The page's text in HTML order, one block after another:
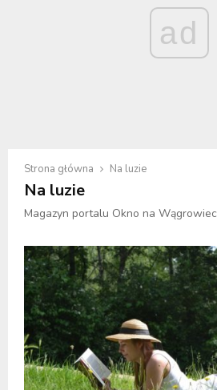
ad
Strona główna Na luzie
Na luzie
Magazyn portalu Okno na Wągrowiec